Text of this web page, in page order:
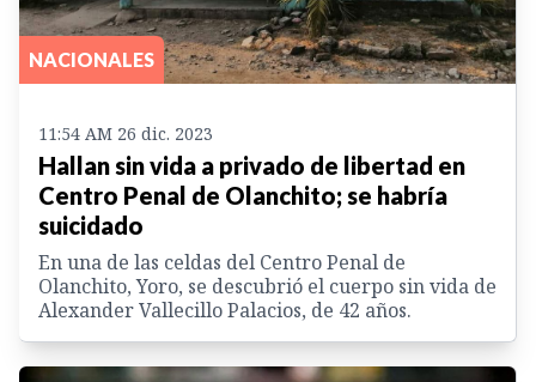
NACIONALES
11:54 AM 26 dic. 2023
Hallan sin vida a privado de libertad en
Centro Penal de Olanchito; se habría
suicidado
En una de las celdas del Centro Penal de
Olanchito, Yoro, se descubrió el cuerpo sin vida de
Alexander Vallecillo Palacios, de 42 años.